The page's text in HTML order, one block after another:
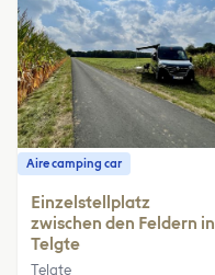
Aire camping car
Einzelstellplatz
zwischen den Feldern in
Telgte
Telgte